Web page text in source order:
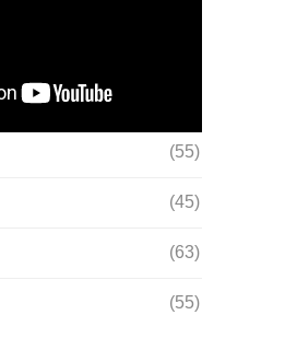
(55)
(45)
(63)
(55)